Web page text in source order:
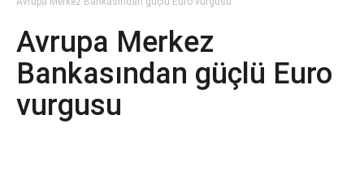
Avrupa Merkez
Bankasından güçlü Euro
vurgusu